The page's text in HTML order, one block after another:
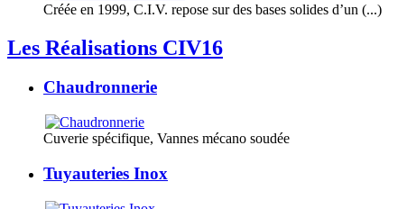
Créée en 1999, C.I.V. repose sur des bases solides d’un (...)
Les Réalisations CIV16
Chaudronnerie
Cuverie spécifique, Vannes mécano soudée
Tuyauteries Inox